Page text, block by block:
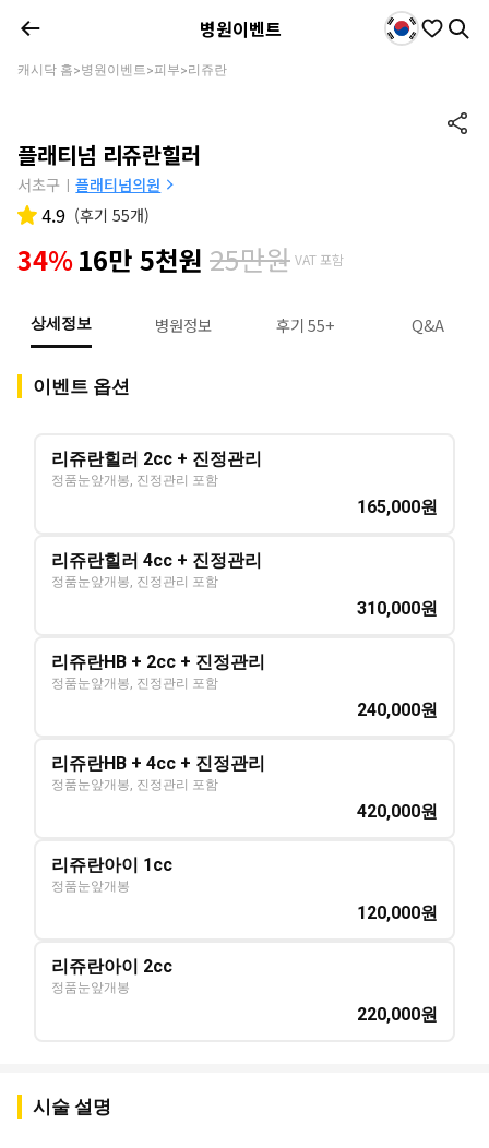
병원이벤트
캐시닥 홈>병원이벤트>피부>리쥬란
플래티넘 리쥬란힐러
서초구 | 플래티넘의원
4.9 (후기 55개)
34%16만 5천원 25만원 VAT 포함
상세정보 병원정보 후기 55+ Q&A
이벤트 옵션
리쥬란힐러 2cc + 진정관리
정품눈앞개봉, 진정관리 포함
165,000원
리쥬란힐러 4cc + 진정관리
정품눈앞개봉, 진정관리 포함
310,000원
리쥬란HB + 2cc + 진정관리
정품눈앞개봉, 진정관리 포함
240,000원
리쥬란HB + 4cc + 진정관리
정품눈앞개봉, 진정관리 포함
420,000원
리쥬란아이 1cc
정품눈앞개봉
120,000원
리쥬란아이 2cc
정품눈앞개봉
220,000원
시술 설명